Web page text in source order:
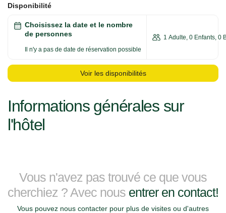
Disponibilité
Choisissez la date et le nombre
de personnes
Il n'y a pas de date de réservation possible
1 Adulte, 0 Enfants, 0
Voir les disponibilités
Informations générales sur
l'hôtel
Vous n'avez pas trouvé ce que vous
cherchiez ? Avec nous entrer en contact!
Vous pouvez nous contacter pour plus de visites ou d'autres